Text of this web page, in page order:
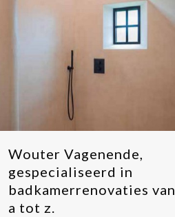
Wouter Vagenende,
gespecialiseerd in
badkamerrenovaties van
a tot z.